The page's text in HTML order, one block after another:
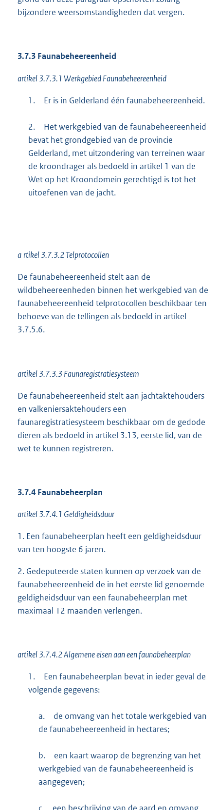
bijzondere weersomstandigheden dat vergen.
3.7.3 Faunabeheereenheid
artikel 3.7.3.1 Werkgebied Faunabeheereenheid
1. Er is in Gelderland één faunabeheereenheid.
2.
Het werkgebied van de faunabeheereenheid
bevat het grondgebied van de provincie
Gelderland, met uitzondering van terreinen waar
de kroondrager als bedoeld in artikel 1 van de
Wet op het Kroondomein gerechtigd is tot het
uitoefenen van de jacht.
a rtikel 3.7.3.2 Telprotocollen
De faunabeheereenheid stelt aan de
wildbeheereenheden binnen het werkgebied van de
faunabeheereenheid telprotocollen beschikbaar ten
behoeve van de tellingen als bedoeld in artikel
3.7.5.6.
artikel 3.7.3.3 Faunaregistratiesysteem
De faunabeheereenheid stelt aan jachtaktehouders
en valkeniersaktehouders een
faunaregistratiesysteem beschikbaar om de gedode
dieren als bedoeld in artikel 3.13, eerste lid, van de
wet te kunnen registreren.
3.7.4 Faunabeheerplan
artikel 3.7.4.1 Geldigheidsduur
1. Een faunabeheerplan heeft een geldigheidsduur
van ten hoogste 6 jaren.
2. Gedeputeerde staten kunnen op verzoek van de
faunabeheereenheid de in het eerste lid genoemde
geldigheidsduur van een faunabeheerplan met
maximaal 12 maanden verlengen.
artikel 3.7.4.2 Algemene eisen aan een faunabeheerplan
1.
Een faunabeheerplan bevat in ieder geval de
volgende gegevens:
a.
de omvang van het totale werkgebied van
de faunabeheereenheid in hectares;
b.
een kaart waarop de begrenzing van het
werkgebied van de faunabeheereenheid is
aangegeven;